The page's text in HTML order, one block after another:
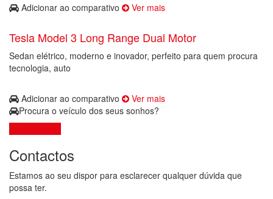
Adicionar ao comparativo Ver mais
Tesla Model 3 Long Range Dual Motor
Sedan elétrico, moderno e inovador, perfeito para quem procura
tecnologia, auto
Adicionar ao comparativo
Ver mais
Procura o veículo dos seus sonhos?
Contactos
Estamos ao seu dispor para esclarecer qualquer dúvida que
possa ter.